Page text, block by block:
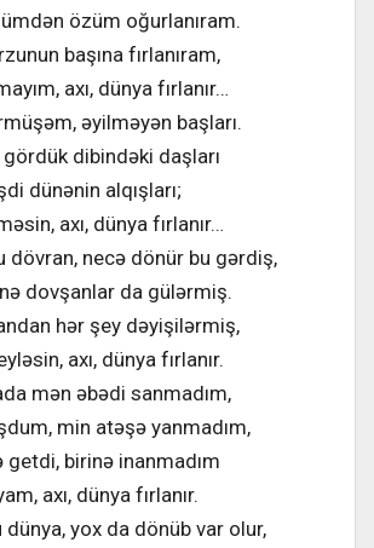
özüm oğurlanıram.
başına fırlanıram,
axı, dünya fırlanır…
əyilməyən başları.
dibindəki daşları
dünənin alqışları;
axı, dünya fırlanır…
dövran, necə dönür bu gərdiş,
dovşanlar da gülərmiş.
hər şey dəyişilərmiş,
axı, dünya fırlanır.
mən əbədi sanmadım,
min atəşə yanmadım,
getdi, birinə inanmadım
axı, dünya fırlanır.
dünya, yox da dönüb var olur,